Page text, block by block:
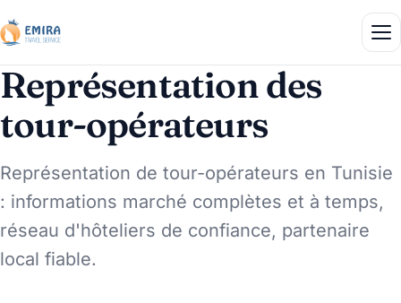
Représentation des
tour-opérateurs
Représentation de tour-opérateurs en Tunisie
: informations marché complètes et à temps,
réseau d'hôteliers de confiance, partenaire
local fiable.